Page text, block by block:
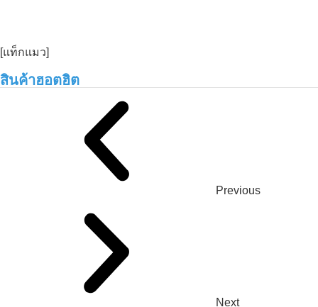
[แท็กแมว]
สินค้าฮอตฮิต
Previous
Next